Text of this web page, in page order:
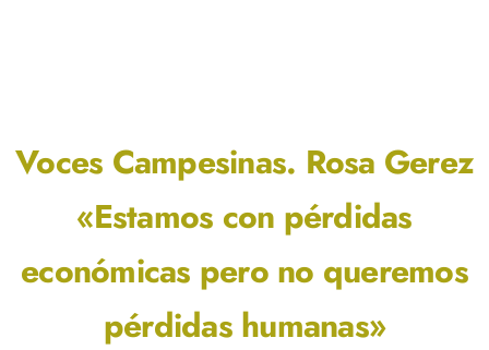
Voces Campesinas. Rosa Gerez
«Estamos con pérdidas
económicas pero no queremos
pérdidas humanas»